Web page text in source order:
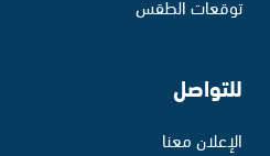
للتواصل
الإعلان معنا